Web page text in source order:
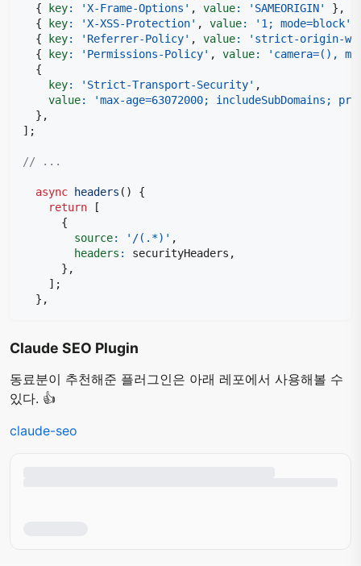
{
key: 'X-Frame-Options' , value: 'SAMEORIGIN' } ,
{
key: 'X-XSS-Protection' , value: '1; mode=block'
{
key: 'Referrer-Policy' , value:
'strict-origin-
{
key: 'Permissions-Policy' , value:
'camera=(),
{
key: 'Strict-Transport-Security' ,
value:
'max-age=63072000; includeSubDomains;
} ,
] ;
// ...
async headers ( )
{
return
[
{
source: '/(.*)' ,
headers : securityHeaders ,
} ,
] ;
} ,
Claude SEO Plugin
동료분이 추천해준 플러그인은 아래 레포에서 사용해볼 수
있다. 👍
claude-seo